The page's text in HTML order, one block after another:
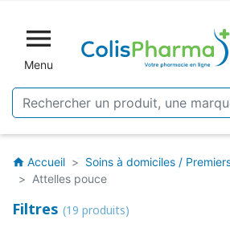

Menu
home Accueil Soins à domiciles /
Attelles pouce
Filtres (19 produits)